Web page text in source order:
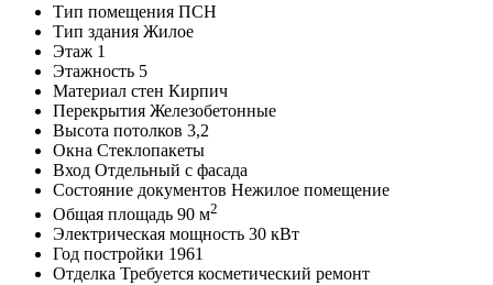
Тип помещения ПСН
Тип здания Жилое
Этаж 1
Этажность 5
Материал стен Кирпич
Перекрытия Железобетонные
Высота потолков 3,2
Окна Стеклопакеты
Вход Отдельный с фасада
Состояние документов Нежилое помещение
Общая площадь 90 м2
Электрическая мощность 30 кВт
Год постройки 1961
Отделка Требуется косметический ремонт